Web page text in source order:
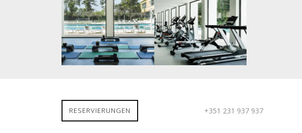
RESERVIERUNGEN +351 231 937 937